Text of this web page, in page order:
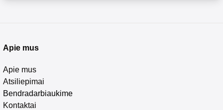
Apie mus
Apie mus
Atsiliepimai
Bendradarbiaukime
Kontaktai